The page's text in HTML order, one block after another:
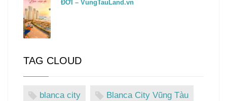
ĐỚI – VungTauLand.vn
TAG CLOUD
blanca city Blanca City Vũng Tàu